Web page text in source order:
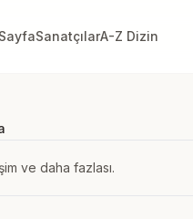
SanatçılarA-Z Dizin
ve daha fazlası.